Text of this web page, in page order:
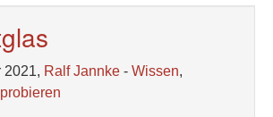
2021, Ralf Jannke - Wissen,